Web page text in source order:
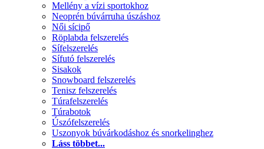
Mellény a vízi sportokhoz
Neoprén búvárruha úszáshoz
Női sícipő
Röplabda felszerelés
Sífelszerelés
Sífutó felszerelés
Sisakok
Snowboard felszerelés
Tenisz felszerelés
Túrafelszerelés
Túrabotok
Úszófelszerelés
Uszonyok búvárkodáshoz és snorkelinghez
Láss többet...